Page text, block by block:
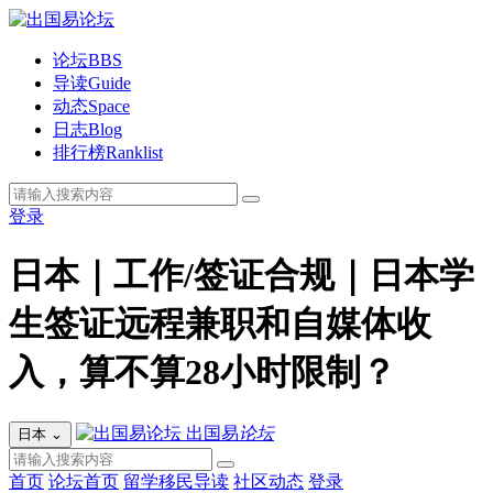
论坛BBS
导读Guide
动态Space
日志Blog
排行榜Ranklist
登录
日本｜工作/签证合规｜日本学
生签证远程兼职和自媒体收
入，算不算28小时限制？
日本 ⌄ 出国易论坛
首页 论坛首页 留学移民导读 社区动态 登录